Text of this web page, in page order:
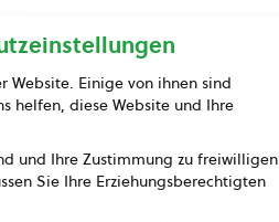
Website. Einige von ihnen sind
helfen, diese Website und Ihre
und Ihre Zustimmung zu freiwilligen
Sie Ihre Erziehungsberechtigten